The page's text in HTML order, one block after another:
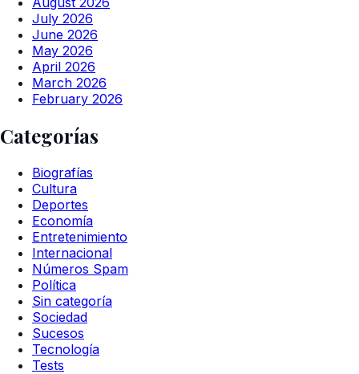
July 2026
June 2026
May 2026
April 2026
March 2026
February 2026
Categorías
Biografías
Cultura
Deportes
Economía
Entretenimiento
Internacional
Números Spam
Política
Sin categoría
Sociedad
Sucesos
Tecnología
Tests